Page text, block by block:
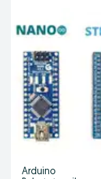
Arduino